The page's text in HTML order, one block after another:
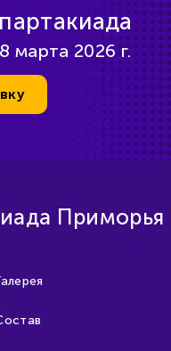
марта 2026 г.
Приморья